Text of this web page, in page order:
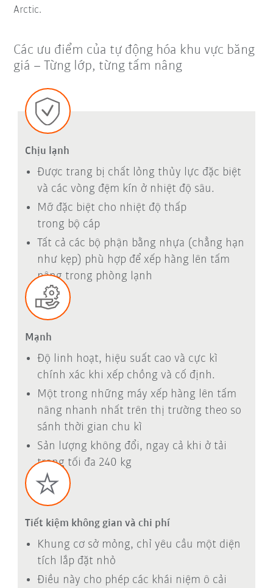
Arctic.
Các ưu điểm của tự động hóa khu vực băng
giá – Từng lớp, từng tấm nâng
Chịu lạnh
Được trang bị chất lỏng thủy lực đặc biệt
và các vòng đệm kín ở nhiệt độ sâu.
Mỡ đặc biệt cho nhiệt độ thấp
trong bộ cáp
Tất cả các bộ phận bằng nhựa (chẳng hạn
như kẹp) phù hợp để xếp hàng lên tấm
nâng trong phòng lạnh
Mạnh
Độ linh hoạt, hiệu suất cao và cực kì
chính xác khi xếp chồng và cố định.
Một trong những máy xếp hàng lên tấm
nâng nhanh nhất trên thị trường theo so
sánh thời gian chu kì
Sản lượng không đổi, ngay cả khi ở tải
trọng tối đa 240 kg
Tiết kiệm không gian và chi phí
Khung cơ sở mỏng, chỉ yêu cầu một diện
tích lắp đặt nhỏ
Điều này cho phép các khái niệm ô cải